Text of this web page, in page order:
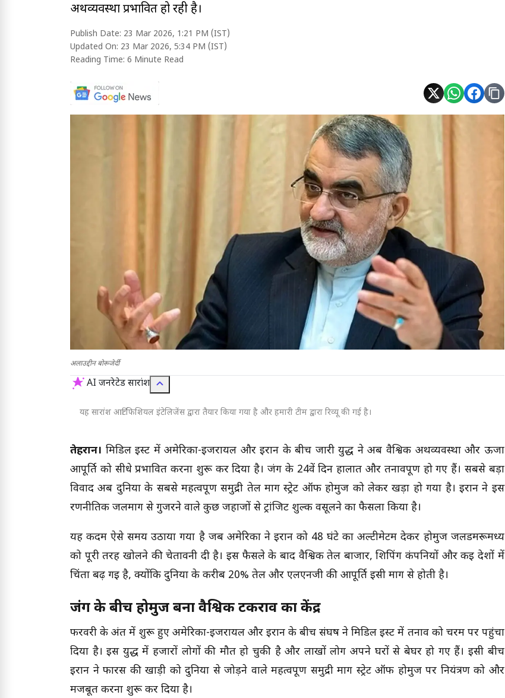
अर्थव्यवस्था प्रभावित हो रही है।
Publish Date: 23 Mar 2026, 1:21 PM (IST)
Updated On: 23 Mar 2026, 5:34 PM (IST)
Reading Time: 6 Minute Read
अलाउद्दीन बोरूजेर्दी
AI जनरेटेड सारांश
यह सारांश आर्टिफिशियल इंटेलिजेंस द्वारा तैयार किया गया है और हमारी टीम द्वारा रिव्यू की गई है।
तेहरान। मिडिल ईस्ट में अमेरिका-इजरायल और ईरान के बीच जारी युद्ध ने अब वैश्विक अर्थव्यवस्था और ऊर्जा
आपूर्ति को सीधे प्रभावित करना शुरू कर दिया है। जंग के 24वें दिन हालात और तनावपूर्ण हो गए हैं। सबसे बड़ा
विवाद अब दुनिया के सबसे महत्वपूर्ण समुद्री तेल मार्ग स्ट्रेट ऑफ होर्मुज को लेकर खड़ा हो गया है। ईरान ने इस
रणनीतिक जलमार्ग से गुजरने वाले कुछ जहाजों से ट्रांजिट शुल्क वसूलने का फैसला किया है।
यह कदम ऐसे समय उठाया गया है जब अमेरिका ने ईरान को 48 घंटे का अल्टीमेटम देकर होर्मुज जलडमरूमध्य
को पूरी तरह खोलने की चेतावनी दी है। इस फैसले के बाद वैश्विक तेल बाजार, शिपिंग कंपनियों और कई देशों में
चिंता बढ़ गई है, क्योंकि दुनिया के करीब 20% तेल और एलएनजी की आपूर्ति इसी मार्ग से होती है।
जंग के बीच होर्मुज बना वैश्विक टकराव का केंद्र
फरवरी के अंत में शुरू हुए अमेरिका-इजरायल और ईरान के बीच संघर्ष ने मिडिल ईस्ट में तनाव को चरम पर पहुंचा
दिया है। इस युद्ध में हजारों लोगों की मौत हो चुकी है और लाखों लोग अपने घरों से बेघर हो गए हैं। इसी बीच
ईरान ने फारस की खाड़ी को दुनिया से जोड़ने वाले महत्वपूर्ण समुद्री मार्ग स्ट्रेट ऑफ होर्मुज पर नियंत्रण को और
मजबूत करना शुरू कर दिया है।